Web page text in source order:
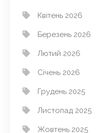
Квітень 2026
Березень 2026
Лютий 2026
Січень 2026
Грудень 2025
Листопад 2025
Жовтень 2025